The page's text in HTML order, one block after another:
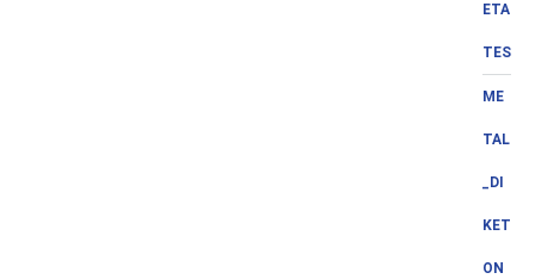
ETA
TES
ME
TAL
_DI
KET
ON